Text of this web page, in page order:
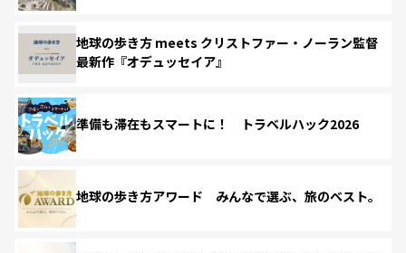
地球の歩き方 meets クリストファー・ノーラン監督
最新作『オデュッセイア』
準備も滞在もスマートに！ トラベルハック2026
地球の歩き方アワード みんなで選ぶ、旅のベスト。